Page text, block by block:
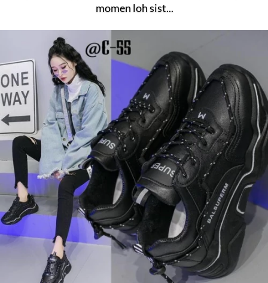
momen loh sist...